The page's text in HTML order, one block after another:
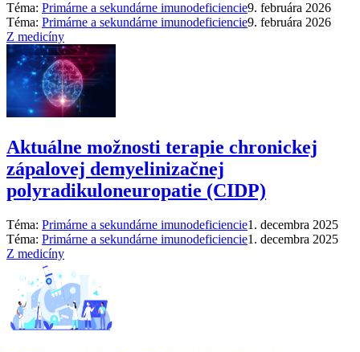
Téma: Primárne a sekundárne imunodeficiencie9. februára 2026
Téma: Primárne a sekundárne imunodeficiencie9. februára 2026
Z medicíny
Aktuálne možnosti terapie chronickej
zápalovej demyelinizačnej
polyradikuloneuropatie (CIDP)
Téma: Primárne a sekundárne imunodeficiencie1. decembra 2025
Téma: Primárne a sekundárne imunodeficiencie1. decembra 2025
Z medicíny